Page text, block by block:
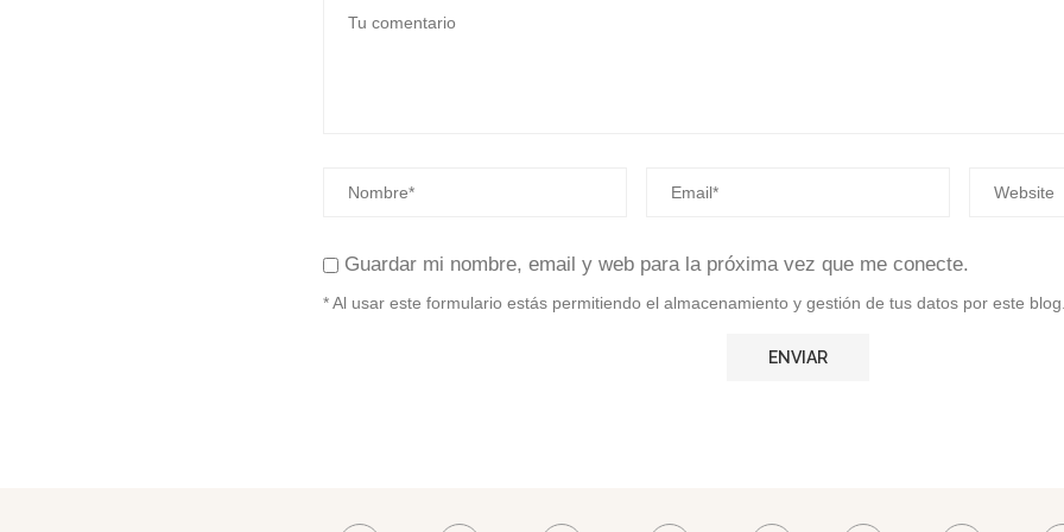
Guardar mi nombre, email y web para la próxima vez que me conecte.
* Al usar este formulario estás permitiendo el almacenamiento y gestión de tus datos por este